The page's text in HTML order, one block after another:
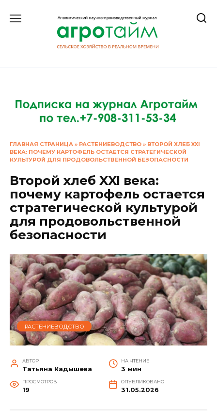
ГЛАВНАЯ СТРАНИЦА » РАСТЕНИЕВОДСТВО » ВТОРОЙ ХЛЕБ XXI
ВЕКА: ПОЧЕМУ КАРТОФЕЛЬ ОСТАЕТСЯ СТРАТЕГИЧЕСКОЙ
КУЛЬТУРОЙ ДЛЯ ПРОДОВОЛЬСТВЕННОЙ БЕЗОПАСНОСТИ
Второй хлеб XXI века:
почему картофель остается
стратегической культурой
для продовольственной
безопасности
РАСТЕНИЕВОДСТВО
АВТОР
Татьяна Кадышева
НА ЧТЕНИЕ
3 мин
ПРОСМОТРОВ
19
ОПУБЛИКОВАНО
31.05.2026